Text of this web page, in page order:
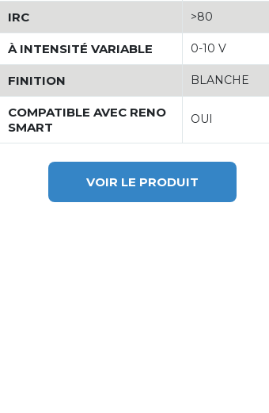
IRC >80
À INTENSITÉ VARIABLE 0-10 V
FINITION BLANCHE
COMPATIBLE AVEC RENO
SMART
OUI
VOIR LE PRODUIT